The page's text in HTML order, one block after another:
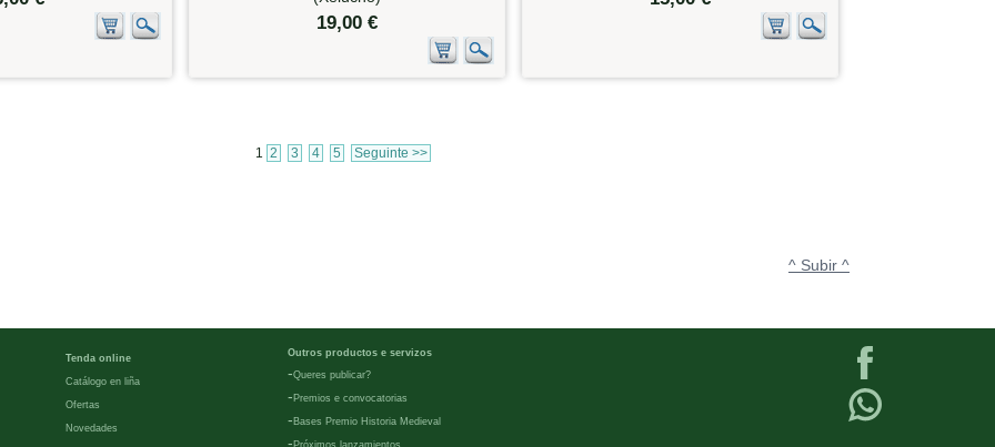
19,00 €
1 2 3 4 5 Seguinte >>
^ Subir ^
Tenda online
Catálogo en liña
Ofertas
Novedades
Outros productos e servizos
-Queres publicar?
- Premios e convocatorias
- Bases Premio Historia Medieval
- Próximos lanzamientos